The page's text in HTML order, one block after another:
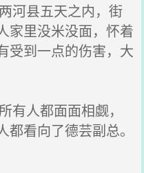
河县五天之内，街
家里没米没面，怀着
受到一点的伤害，大
人都面面相觑，
看向了德芸副总。